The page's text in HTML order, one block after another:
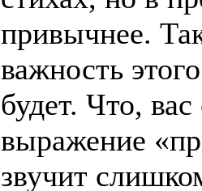
привычнее.
важность
будет. Что,
выражение
звучит